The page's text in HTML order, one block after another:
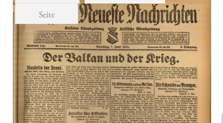
Seite